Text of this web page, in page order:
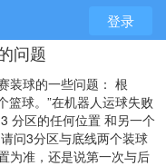
登录
问题
装球的一些问题： 根
篮球。”在机器人运球失败
分区的任何位置 和另一个
问3分区与底线两个装球
为准，还是说第一次与后